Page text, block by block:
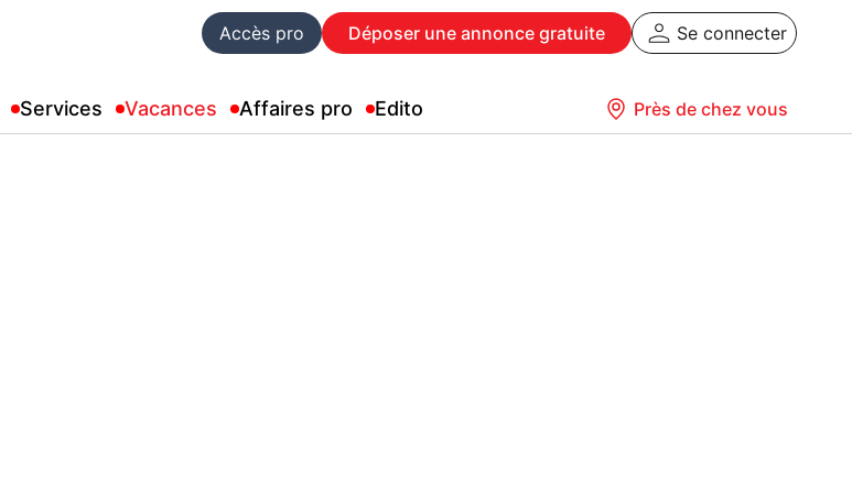
Accès pro Déposer une annonce gratuite Se connecter
Services Vacances Affaires pro Edito Près de chez vous